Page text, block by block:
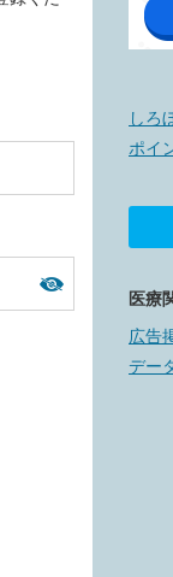
しろ
ポイ
医療
広告
デー